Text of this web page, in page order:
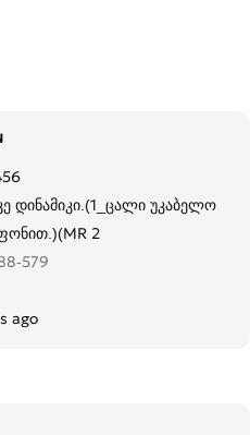
დინამიკი.(1_ცალი უკაბელო
2
579
ago